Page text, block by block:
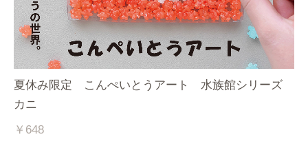
夏休み限定 こんぺいとうアート 水族館シリーズ
カニ
￥648